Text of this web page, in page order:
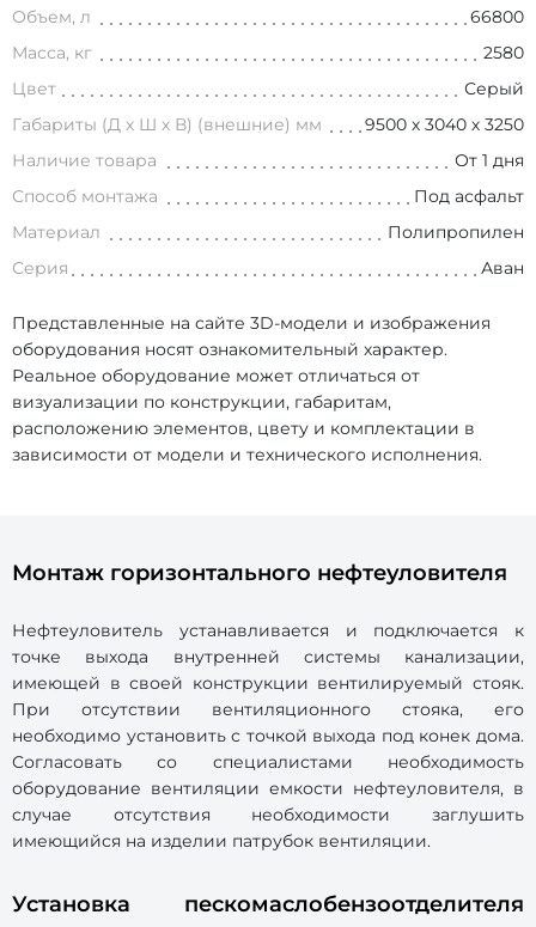
Объем, л
66800
Масса, кг
2580
Цвет
Серый
Габариты (Д х Ш х В) (внешние) мм
9500 х 3040 х 3250
Наличие товара
От 1 дня
Способ монтажа
Под асфальт
Материал
Полипропилен
Серия
Аван
Представленные на сайте 3D-модели и изображения
оборудования носят ознакомительный характер.
Реальное оборудование может отличаться от
визуализации по конструкции, габаритам,
расположению элементов, цвету и комплектации в
зависимости от модели и технического исполнения.
Монтаж горизонтального нефтеуловителя
Нефтеуловитель устанавливается и подключается к
точке выхода внутренней системы канализации,
имеющей в своей конструкции вентилируемый стояк.
При отсутствии вентиляционного стояка, его
необходимо установить с точкой выхода под конек дома.
Согласовать со специалистами необходимость
оборудование вентиляции емкости нефтеуловителя, в
случае отсутствия необходимости заглушить
имеющийся на изделии патрубок вентиляции.
Установка пескомаслобензоотделителя